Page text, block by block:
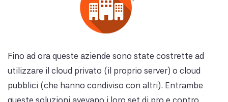
Fino ad ora queste aziende sono state costrette ad
utilizzare il cloud privato (il proprio server) o cloud
pubblici (che hanno condiviso con altri). Entrambe